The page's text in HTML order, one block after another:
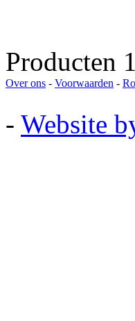
Producten
Over ons - Voorwaarden -
- Website